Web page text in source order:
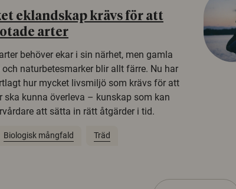
eklandskap krävs för att
arter
behöver ekar i sin närhet, men gamla
naturbetesmarker blir allt färre. Nu har
hur mycket livsmiljö som krävs för att
ska kunna överleva – kunskap som kan
att sätta in rätt åtgärder i tid.
Biologisk mångfald Träd